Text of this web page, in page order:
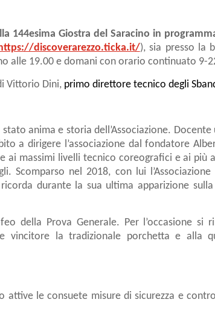
144esima Giostra del Saracino in
discoverarezzo.ticka.it/), sia presso la
alle 19.00 e domani con orario continuato 9-
Vittorio Dini, primo direttore tecnico degli
anima e storia dell’Associazione.
a dirigere l’associazione dal fondatore
ai massimi livelli tecnico coreografici e ai
Scomparso nel 2018, con lui
durante la sua ultima apparizione
della Prova Generale. Per l’occasione si
vincitore la tradizionale porchetta e alla
le consuete misure di sicurezza e